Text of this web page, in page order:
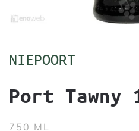
NIEPOORT
Port Tawny
750 ML